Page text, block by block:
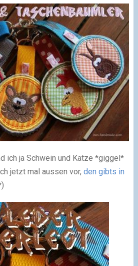
ich ja Schwein und Katze *giggel*
jetzt mal aussen vor, den gibts in